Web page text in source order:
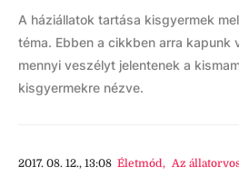
A háziállatok tartása kisgyermek
téma. Ebben a cikkben arra kapunk
mennyi veszélyt jelentenek a
kisgyermekre nézve.
2017. 08. 12., 13:08 Életmód, Az